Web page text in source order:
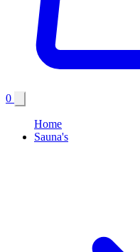
0
Home
Sauna's